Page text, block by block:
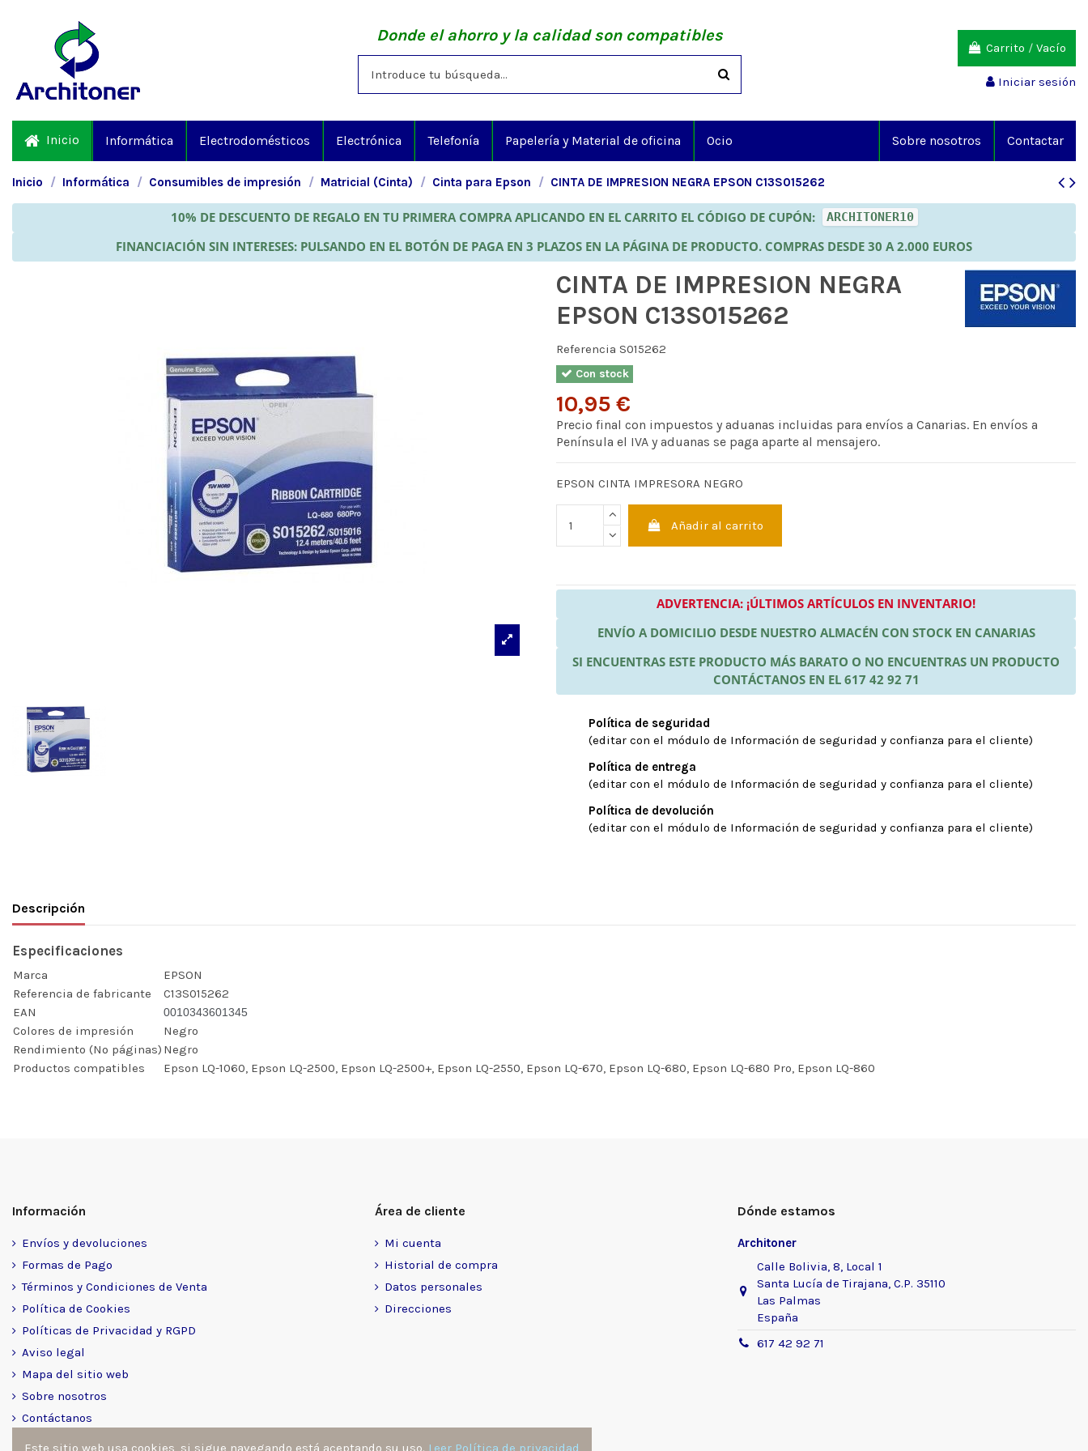
Donde el ahorro y la calidad son compatibles
Carrito / Vacío
Iniciar sesión
Inicio Informática Electrodomésticos Electrónica Telefonía Papelería y Material de oficina Ocio Contactar
Sobre nosotros
Inicio Informática Consumibles de impresión Matricial (Cinta) Cinta para Epson CINTA DE IMPRESION NEGRA EPSON C13S015262
10% DE DESCUENTO DE REGALO EN TU PRIMERA COMPRA APLICANDO EN EL CARRITO EL CÓDIGO DE CUPÓN: ARCHITONER10
FINANCIACIÓN SIN INTERESES: PULSANDO EN EL BOTÓN DE PAGA EN 3 PLAZOS EN LA PÁGINA DE PRODUCTO. COMPRAS DESDE 30 A 2.000 EUROS
CINTA DE IMPRESION NEGRA
EPSON C13S015262
Referencia S015262
Con stock
10,95 €
Precio final con impuestos y aduanas incluidas para envíos a Canarias. En envíos a
Península el IVA y aduanas se paga aparte al mensajero.
EPSON CINTA IMPRESORA NEGRO
Añadir al carrito
ADVERTENCIA: ¡ÚLTIMOS ARTÍCULOS EN INVENTARIO!
ENVÍO A DOMICILIO DESDE NUESTRO ALMACÉN CON STOCK EN CANARIAS
SI ENCUENTRAS ESTE PRODUCTO MÁS BARATO O NO ENCUENTRAS UN PRODUCTO
CONTÁCTANOS EN EL 617 42 92 71
Política de seguridad
(editar con el módulo de Información de seguridad y confianza para el cliente)
Política de entrega
(editar con el módulo de Información de seguridad y confianza para el cliente)
Política de devolución
(editar con el módulo de Información de seguridad y confianza para el cliente)
Descripción
Especificaciones
Marca
EPSON
Referencia de fabricante
C13S015262
EAN
0010343601345
Colores de impresión
Negro
Rendimiento (Nº páginas) Negro
Productos compatibles
Epson LQ-1060, Epson LQ-2500, Epson LQ-2500+, Epson LQ-2550, Epson LQ-670, Epson LQ-680, Epson LQ-680 Pro, Epson LQ-860
Información
Envíos y devoluciones
Formas de Pago
Términos y Condiciones de Venta
Política de Cookies
Políticas de Privacidad y RGPD
Aviso legal
Mapa del sitio web
Sobre nosotros
Contáctanos
Área de cliente
Mi cuenta
Historial de compra
Datos personales
Direcciones
Dónde estamos
Architoner
Calle Bolivia, 8, Local 1
Santa Lucía de Tirajana, C.P. 35110
Las Palmas
España
617 42 92 71
Este sitio web usa cookies, si sigue navegando está aceptando su uso. Leer Política de privacidad